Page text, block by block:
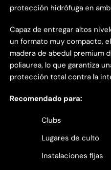
protección hidrófuga en
Capaz de entregar altos
un formato muy compacto,
madera de abedul premium
poliaurea, lo que garantiza
protección total contra la
Recomendado para:
Clubs
Lugares de culto
Instalaciones fijas